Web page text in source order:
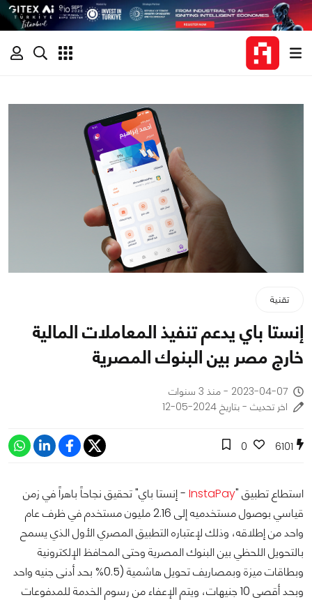
تقنية
إنستا باي يدعم تنفيذ المعاملات المالية
خارج مصر بين البنوك المصرية
2023-04-07 - منذ 3 سنوات
اخر تحديث - بتاريخ 2024-05-12
6101
0
استطاع تطبيق "InstaPay - إنستا باي" تحقيق نجاحاً باهراً في زمن
قياسي بوصول مستخدميه إلى 2.16 مليون مستخدم في ظرف عام
واحد من إطلاقه، وذلك لإعتباره التطبيق المصري الأول الذي يسمح
بالتحويل اللحظي بين البنوك المصرية وحتى المحافظ الإلكترونية
وبطاقات ميزة وبمصاريف تحويل هاشمية (0.5% بحد أدنى جنيه واحد
وبحد أقصى 10 جنيهات، ويتم الإعفاء من رسوم الخدمة للمدفوعات